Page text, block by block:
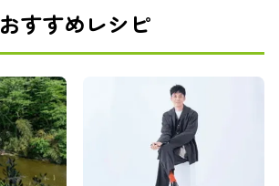
おすすめレシピ